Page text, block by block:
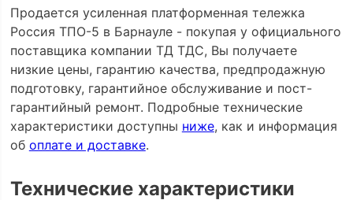
Продается усиленная платформенная тележка
Россия ТПО-5 в Барнауле - покупая у официального
поставщика компании ТД ТДС, Вы получаете
низкие цены, гарантию качества, предпродажную
подготовку, гарантийное обслуживание и пост-
гарантийный ремонт. Подробные технические
характеристики доступны ниже, как и информация
об оплате и доставке.
Технические характеристики